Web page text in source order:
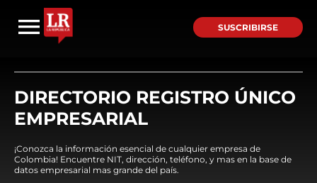
SUSCRIBIRSE
DIRECTORIO REGISTRO ÚNICO
EMPRESARIAL
¡Conozca la información esencial de cualquier empresa de
Colombia! Encuentre NIT, dirección, teléfono, y mas en la base de
datos empresarial mas grande del país.